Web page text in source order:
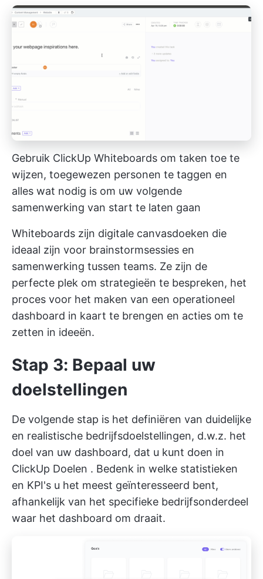
Gebruik ClickUp Whiteboards om taken toe te
wijzen, toegewezen personen te taggen en
alles wat nodig is om uw volgende
samenwerking van start te laten gaan
Whiteboards zijn digitale canvasdoeken die
ideaal zijn voor brainstormsessies en
samenwerking tussen teams. Ze zijn de
perfecte plek om strategieën te bespreken, het
proces voor het maken van een operationeel
dashboard in kaart te brengen en acties om te
zetten in ideeën.
Stap 3: Bepaal uw
doelstellingen
De volgende stap is het definiëren van duidelijke
en realistische bedrijfsdoelstellingen, d.w.z. het
doel van uw dashboard, dat u kunt doen in
ClickUp Doelen . Bedenk in welke statistieken
en KPI's u het meest geïnteresseerd bent,
afhankelijk van het specifieke bedrijfsonderdeel
waar het dashboard om draait.